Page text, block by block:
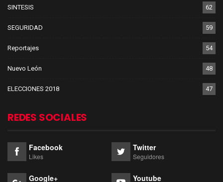
SINTESIS 62
SEGURIDAD 59
Reportajes 54
Nuevo León 48
ELECCIONES 2018 47
REDES SOCIALES
Facebook
Likes
Twitter
Seguidores
Google+ Youtube